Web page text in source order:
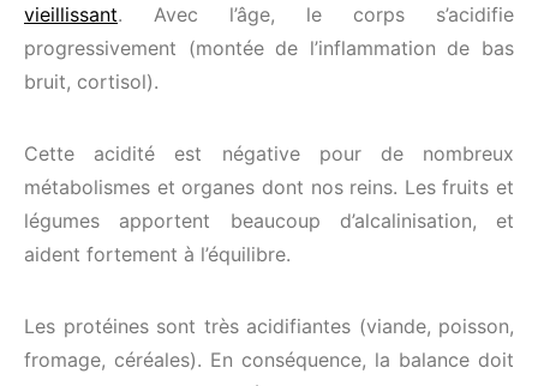
vieillissant. Avec l’âge, le corps s’acidifie
progressivement (montée de l’inflammation de bas
bruit, cortisol).
Cette acidité est négative pour de nombreux
métabolismes et organes dont nos reins. Les fruits et
légumes apportent beaucoup d’alcalinisation, et
aident fortement à l’équilibre.
Les protéines sont très acidifiantes (viande, poisson,
fromage, céréales). En conséquence, la balance doit